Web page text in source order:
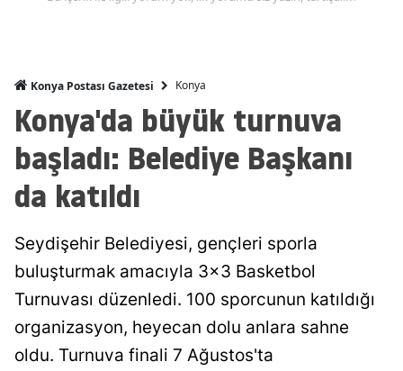
Kırklareli
Kocaeli
Kütahya
Malatya
Konya Postası Gazetesi Konya
Konya'da büyük turnuva
başladı: Belediye Başkanı
da katıldı
Seydişehir Belediyesi, gençleri sporla
buluşturmak amacıyla 3x3 Basketbol
Turnuvası düzenledi. 100 sporcunun katıldığı
organizasyon, heyecan dolu anlara sahne
oldu. Turnuva finali 7 Ağustos'ta